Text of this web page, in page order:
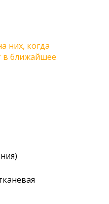
них, когда
в ближайшее